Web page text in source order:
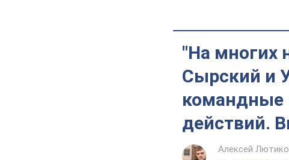
"На многих
Сырский и
командные
действий.
Алексей